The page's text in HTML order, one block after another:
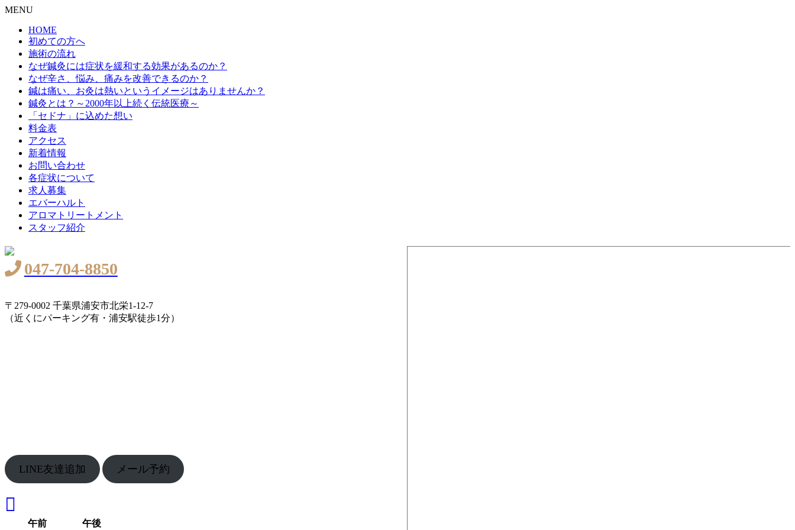
MENU
HOME
初めての方へ
施術の流れ
なぜ鍼灸には症状を緩和する効果があるのか？
なぜ辛さ、悩み、痛みを改善できるのか？
鍼は痛い、お灸は熱いというイメージはありませんか？
鍼灸とは？～2000年以上続く伝統医療～
「セドナ」に込めた想い
料金表
アクセス
新着情報
お問い合わせ
各症状について
求人募集
エバーハルト
アロマトリートメント
スタッフ紹介
047-704-8850
〒279-0002 千葉県浦安市北栄1-12-7
（近くにパーキング有・浦安駅徒歩1分）
LINE友達追加 メール予約
午前 午後